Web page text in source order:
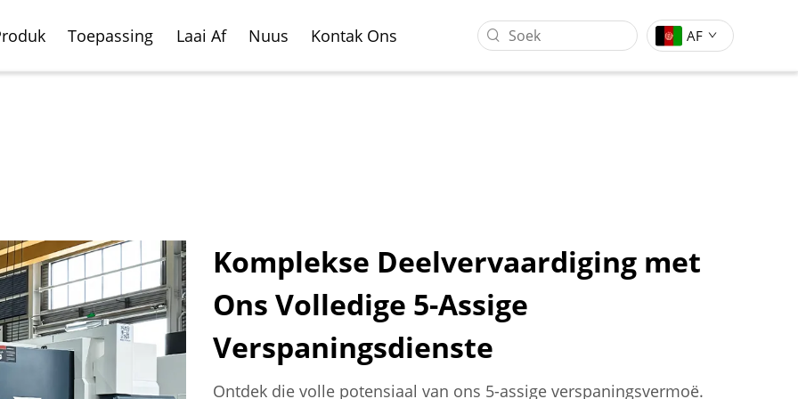
Freesnede Sentrum
Horisontale Freesnede
Gantrie Werksentrum
Toepassing
Vliegtuig Vervaardiging Vormstempeling Industrie
Laai Af Nuus Kontak Ons AF
Komplekse Deelvervaardiging met
Ons Volledige 5-Assige
Verspaningsdienste
Ontdek die volle potensiaal van ons 5-assige verspaningsvermoë.